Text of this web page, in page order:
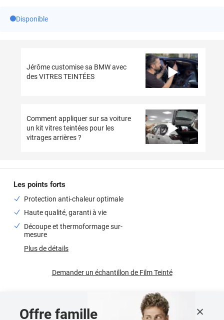
Disponible
Jérôme customise sa BMW avec
des VITRES TEINTÉES
Comment appliquer sur sa voiture
un kit vitres teintées pour les
vitrages arrières ?
Les points forts
Protection anti-chaleur optimale
Haute qualité, garanti à vie
Découpe et thermoformage sur-
mesure
Plus de détails
Demander un échantillon de Film Teinté
Offre famille